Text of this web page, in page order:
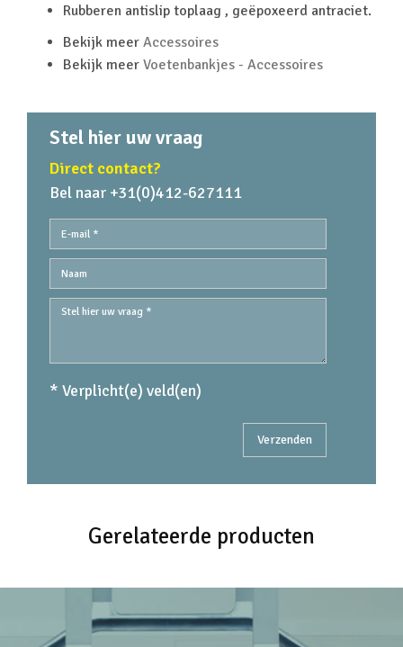
Rubberen antislip toplaag , geëpoxeerd antraciet.
Bekijk meer Accessoires
Bekijk meer Voetenbankjes - Accessoires
Stel hier uw vraag
Direct contact?
Bel naar +31(0)412-627111
* Verplicht(e) veld(en)
Gerelateerde producten